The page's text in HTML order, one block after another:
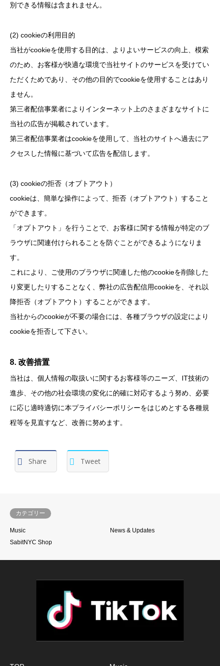
別できる情報は含まれません。
(2) cookieの利用目的
当社がcookieを使用する目的は、よりよいサービスの向上、模索
のため、お客様が快適な環境で当社サイトのサービスを受けてい
ただくためであり、その他の目的でcookieを使用することはあり
ません。
第三者配信事業者によりインターネット上のさまざまなサイトに
当社の広告が掲載されています。
第三者配信事業者はcookieを使用して、当社のサイトへ過去にア
クセスした情報に基づいて広告を配信します。
(3) cookieの拒否（オプトアウト）
cookieは、簡単な操作によって、拒否（オプトアウト）すること
ができます。
「オプトアウト」を行うことで、お客様に関する情報が特定のブ
ラウザに関連付けられることを防ぐことができるようになりま
す。
これにより、ご使用のブラウザに関連した他のcookieを削除した
り変更したりすることなく、弊社の広告配信用cookieを、それ以
降拒否（オプトアウト）することができます。
当社からのcookieが不要の場合には、各種ブラウザの設定により
cookieを拒否して下さい。
8. 改善措置
当社は、個人情報の取扱いに関するお客様等のニーズ、IT技術の
進歩、その他の社会環境の変化に的確に対応するよう努め、必要
に応じ適時適切に本プライバシーポリシーをはじめとする各種規
程等を見直すなど、改善に努めます。
Share Tweet
カテゴリー
Music
News & Updates
SabitNYC Shop